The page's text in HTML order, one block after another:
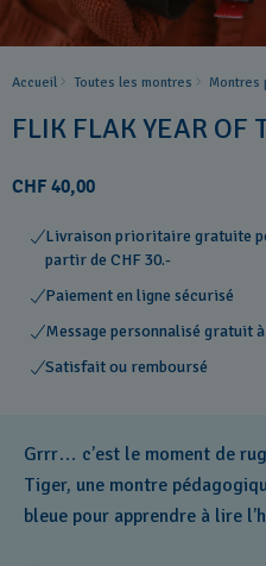
Accueil Toutes les montres Montres
FLIK FLAK YEAR OF
CHF 40,00
Livraison prioritaire gratuite
partir de CHF 30.-
Paiement en ligne sécurisé
Message personnalisé gratuit
Satisfait ou remboursé
Grrr… c’est le moment de
Tiger, une montre
bleue pour apprendre à lire